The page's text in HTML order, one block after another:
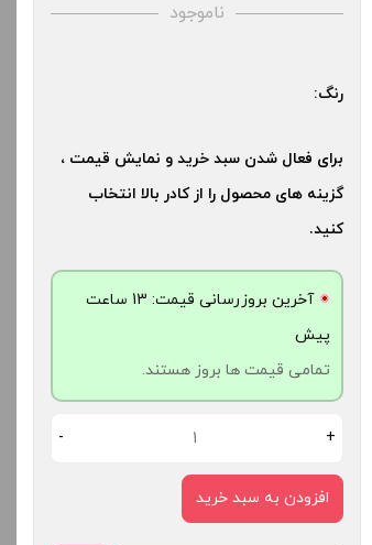
ناموجود
رنگ:
برای فعال شدن سبد خرید و نمایش قیمت ،
گزینه های محصول را از کادر بالا انتخاب
کنید.
آخرین بروزرسانی قیمت: 13 ساعت
پیش
تمامی قیمت ها بروز هستند.
- +
افزودن به سبد خرید